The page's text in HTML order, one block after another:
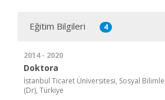
Eğitim Bilgileri 4
2014 - 2020
Doktora
İstanbul Ticaret Üniversitesi, Sosyal
(Dr), Türkiye